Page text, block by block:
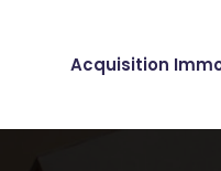
Acquisition